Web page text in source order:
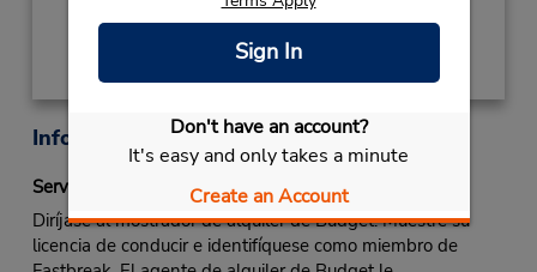
Sign In
Don't have an account?
It's easy and only takes a minute
Create an Account
Información sobre la oficina
Servicio Fastbreak
Diríjase al mostrador de alquiler de Budget. Muestre su
licencia de conducir e identifíquese como miembro de